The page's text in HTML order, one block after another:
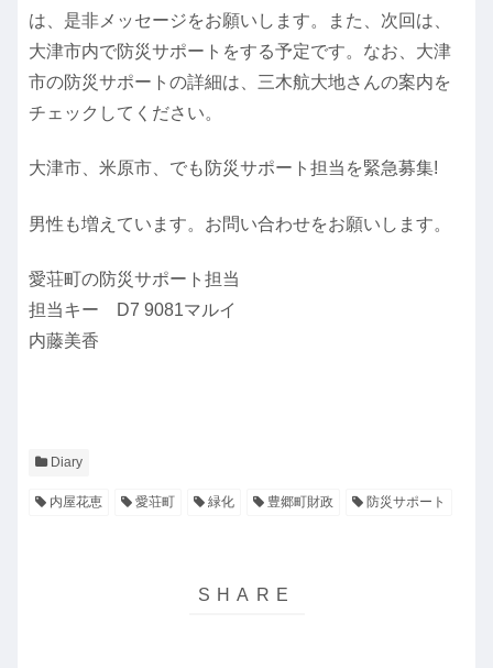
は、是非メッセージをお願いします。また、次回は、
大津市内で防災サポートをする予定です。なお、大津
市の防災サポートの詳細は、三木航大地さんの案内を
チェックしてください。
大津市、米原市、でも防災サポート担当を緊急募集!
男性も増えています。お問い合わせをお願いします。
愛荘町の防災サポート担当
担当キー D7 9081マルイ
内藤美香
Diary
内屋花恵 愛荘町 緑化 豊郷町財政 防災サポート